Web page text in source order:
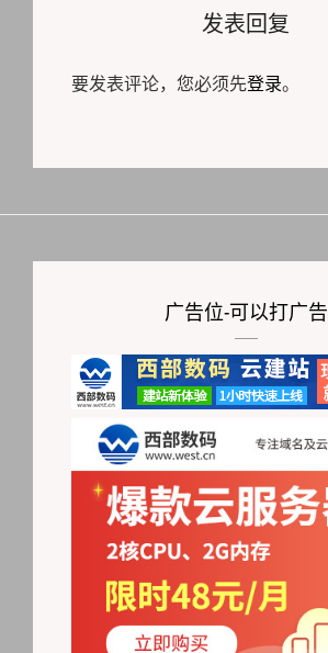
发表回复
要发表评论，您必须先登录。
广告位-可以打广告